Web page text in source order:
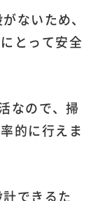
ないため、
とって安全
なので、掃
的に行えま
できるた